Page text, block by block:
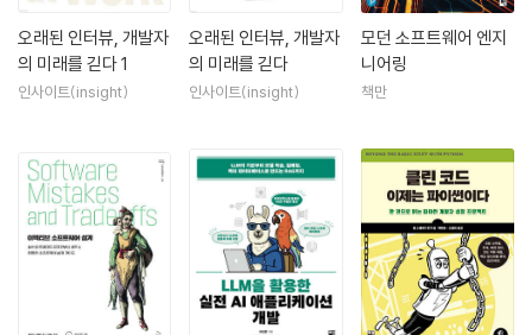
오래된 인터뷰, 개발자
의 미래를 긷다 1
인사이트(insight)
오래된 인터뷰, 개발자
의 미래를 긷다
인사이트(insight)
모던 소프트웨어 엔지
니어링
책만